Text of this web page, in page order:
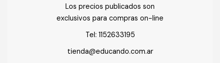
Los precios publicados son
exclusivos para compras on-line
Tel: 1152633195
tienda@educando.com.ar